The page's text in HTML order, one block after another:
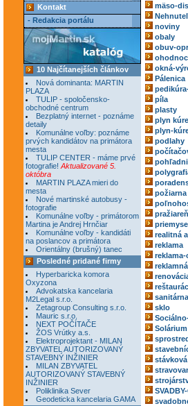
Kontakt
- Redakcia portálu
10 Najčítanejších článkov
Nová dominanta: MARTIN
PLAZA
TULIP - spoločensko-
obchodné centrum
Bezplatný internet - poznáme
detaily
Komunálne voľby: poznáme
prvých kandidátov na primátora
mesta
TULIP CENTER - máme prvé
fotografie! Aktualizované 5.
októbra
MARTIN PLAZA mieri do
mesta
Nové martinské autobusy -
fotografie
Komunálne voľby - primátorom
Martina je Andrej Hrnčiar
Komunálne voľby - kandidáti
na poslancov a primátora
Orientálny (brušný) tanec
Posledné pridané firmy
Hyperbaricka komora
Oxyzona
Advokatska kancelaria
M2Legal s.r.o.
Zetagroup Consulting s.r.o.
Mauric s.r.o.
NEXT POČÍTAČE
ŽOS Vrútky a.s.
Elektroprojektant - MILAN
ZBYVATEL AUTORIZOVANÝ
STAVEBNÝ INŽINIER
MILAN ZBYVATEL
AUTORIZOVANÝ STAVEBNÝ
INŽINIER
Poliklinika Sever
Geodeticka kancelaria GAMA
mäso-
noviny
obaly
obuv-
okná-
Pálenica
píla
plasty
plyn
plyn-
podlahy
pražiareň
realitná
reklama
sklo
Solárium